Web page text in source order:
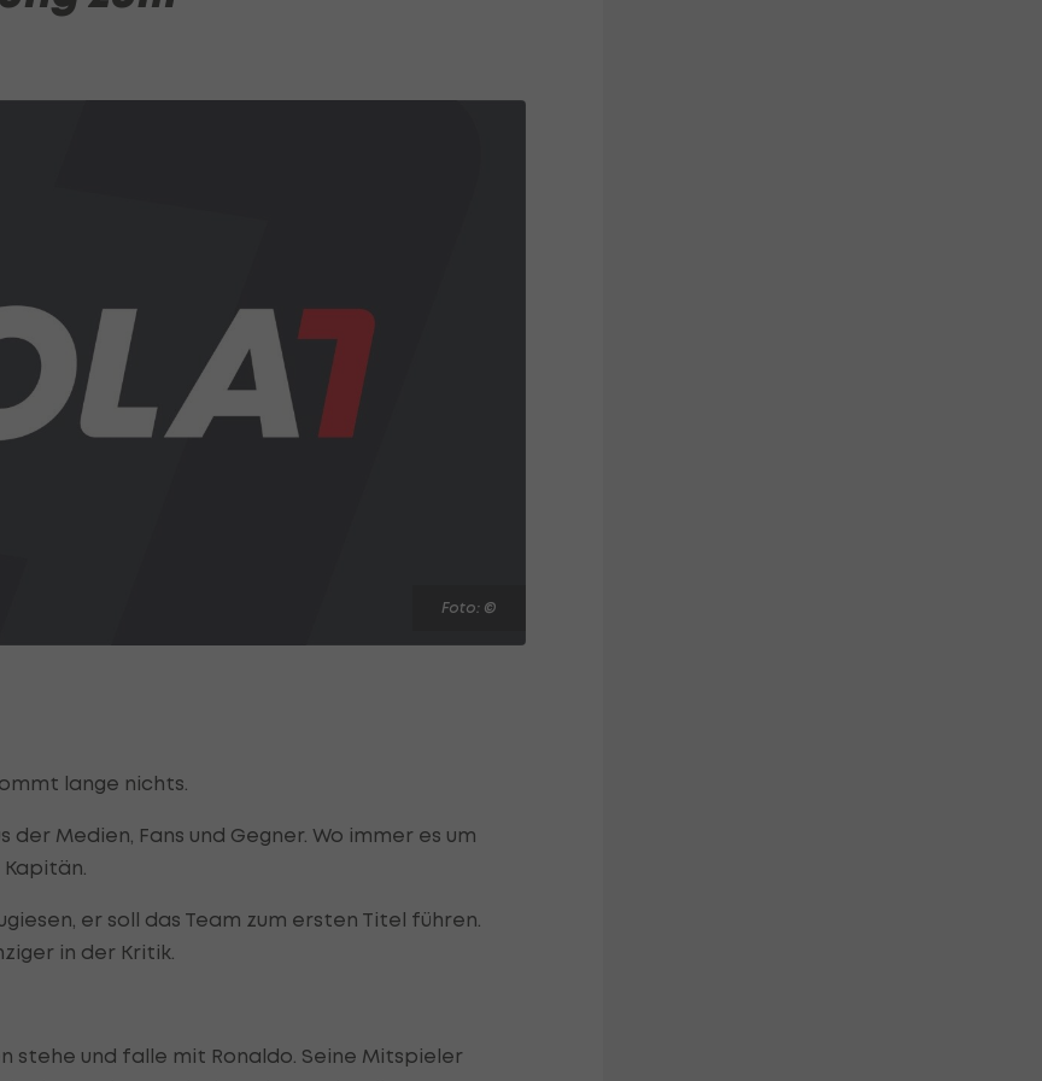
Foto: ©
lange nichts.
der Medien, Fans und Gegner. Wo immer es um
er soll das Team zum ersten Titel führen.
in der Kritik.
stehe und falle mit Ronaldo. Seine Mitspieler